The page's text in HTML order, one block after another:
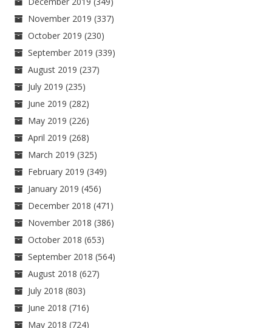
November 2019 (337)
October 2019 (230)
September 2019 (339)
August 2019 (237)
July 2019 (235)
June 2019 (282)
May 2019 (226)
April 2019 (268)
March 2019 (325)
February 2019 (349)
January 2019 (456)
December 2018 (471)
November 2018 (386)
October 2018 (653)
September 2018 (564)
August 2018 (627)
July 2018 (803)
June 2018 (716)
May 2018 (724)